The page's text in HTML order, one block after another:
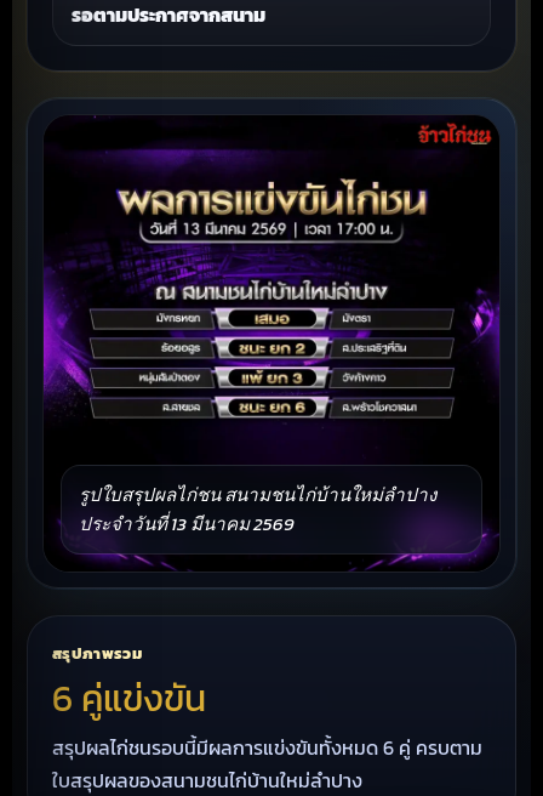
รอตามประกาศจากสนาม
รูปใบสรุปผลไก่ชน สนามชนไก่บ้านใหม่ลำปาง
ประจำวันที่ 13 มีนาคม 2569
สรุปภาพรวม
6 คู่แข่งขัน
สรุปผลไก่ชนรอบนี้มีผลการแข่งขันทั้งหมด 6 คู่ ครบตาม
ใบสรุปผลของสนามชนไก่บ้านใหม่ลำปาง